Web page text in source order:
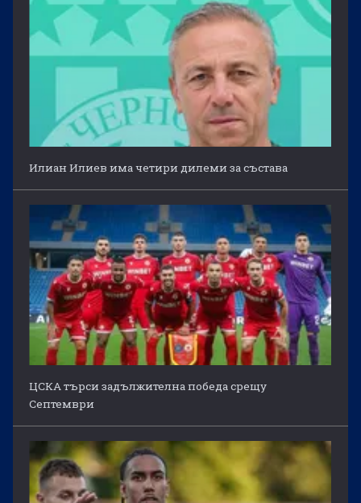
Илиан Илиев има четири дилеми за състава
ЦСКА търси задължителна победа срещу
Септември